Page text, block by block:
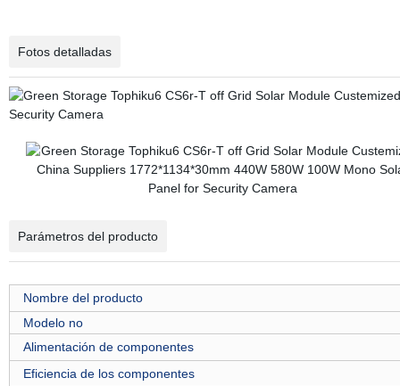
Fotos detalladas
Parámetros del producto
Nombre del producto
Modelo no
Alimentación de componentes
Eficiencia de los componentes